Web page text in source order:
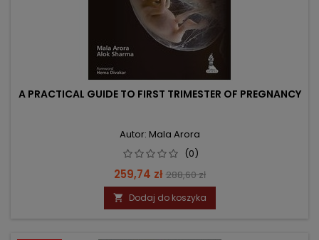
A PRACTICAL GUIDE TO FIRST TRIMESTER OF PREGNANCY
Autor: Mala Arora
(0)
Cena
259,74 zł Cena
podstawowa
288,60 zł
 Dodaj do koszyka